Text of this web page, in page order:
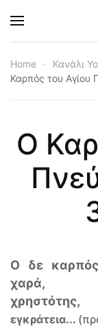
Skip to
Home Κανάλι
Καρπός του Αγίου
Ο
Ο δε καρπός
χαρά,
χρηστότης,
εγκράτεια...